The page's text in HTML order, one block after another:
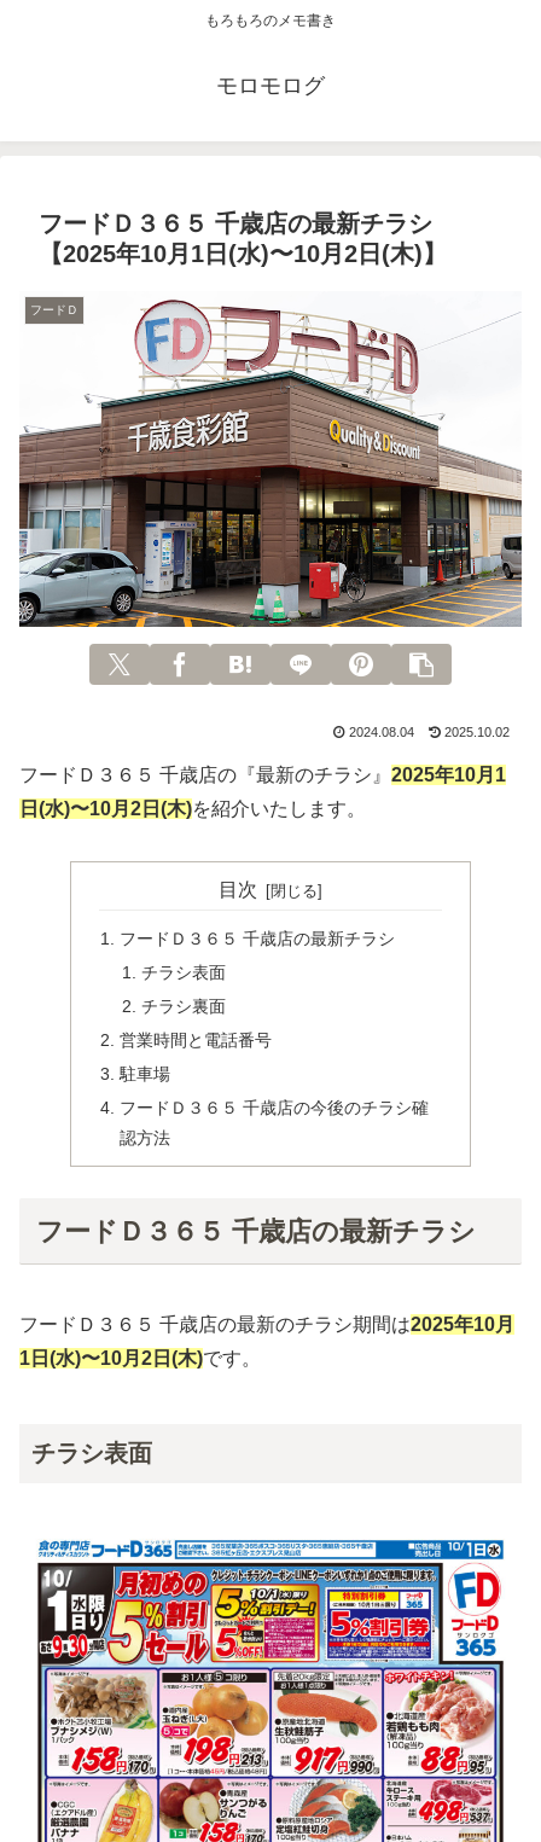
もろもろのメモ書き
モロモログ
フードＤ３６５ 千歳店の最新チラシ
【2025年10月1日(水)〜10月2日(木)】
フードＤ
2024.08.04 2025.10.02
フードＤ３６５ 千歳店の『最新のチラシ』 2025年10月1
日(水)〜10月2日(木)を紹介いたします。
目次
フードＤ３６５ 千歳店の最新チラシ
チラシ表面
チラシ裏面
営業時間と電話番号
駐車場
フードＤ３６５ 千歳店の今後のチラシ確
認方法
フードＤ３６５ 千歳店の最新チラシ
フードＤ３６５ 千歳店の最新のチラシ期間は2025年10月
1日(水)〜10月2日(木)です。
チラシ表面